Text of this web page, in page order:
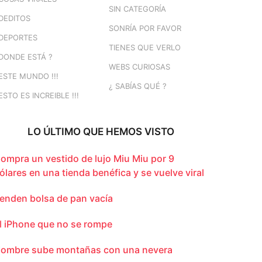
ESTÁ ?
MUNDO !!!
ES INCREIBLE !!!
SIN CATEGORÍA
SONRÍA POR FAVOR
TIENES QUE VERLO
WEBS CURIOSAS
¿ SABÍAS QUÉ ?
LO ÚLTIMO QUE HEMOS VISTO
un vestido de lujo Miu Miu por 9
en una tienda benéfica y se vuelve viral
bolsa de pan vacía
iPhone que no se rompe
sube montañas con una nevera